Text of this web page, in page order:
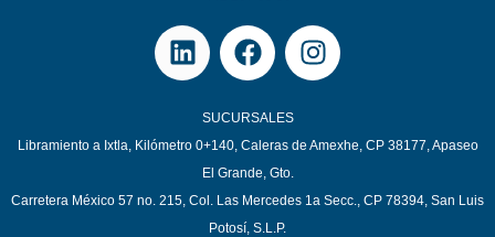
SUCURSALES
Libramiento a Ixtla, Kilómetro 0+140, Caleras de Amexhe, CP 38177, Apaseo
El Grande, Gto.
Carretera México 57 no. 215, Col. Las Mercedes 1a Secc., CP 78394, San Luis
Potosí, S.L.P.